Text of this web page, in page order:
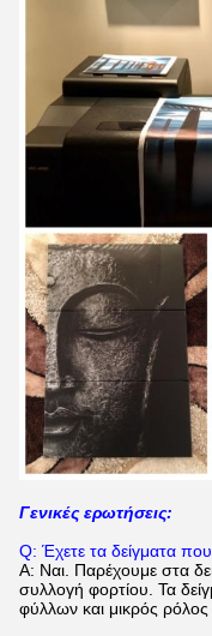
Γενικές ερωτήσεις:
Q: Έχετε τα δείγματα
Α: Ναι. Παρέχουμε στα
συλλογή φορτίου. Τα
φύλλων και μικρός